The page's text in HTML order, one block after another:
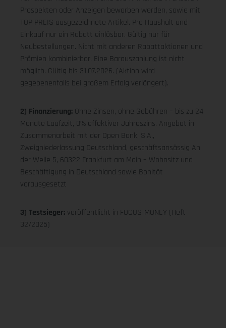
Prospekten oder Anzeigen beworben werden, sowie mit
TOP PREIS ausgezeichnete Artikel. Pro Haushalt und
Einkauf nur ein Rabatt einlösbar. Gültig nur für
Neubestellungen. Nicht mit anderen Rabattaktionen und
Prämien kombinierbar. Eine Barauszahlung ist nicht
möglich. Gültig bis 31.07.2026. (Aktion wird
gegebenenfalls bei großem Erfolg verlängert).
2) Finanzierung: Ohne Zinsen, ohne Gebühren – bis zu 24
Monate Laufzeit, 0% effektiver Jahreszins. Angebot in
Zusammenarbeit mit der Open Bank, S.A.,
Zweigniederlassung Deutschland, geschäftsansässig An
der Welle 5, 60322 Frankfurt am Main – Wohnsitz und
Beschäftigung in Deutschland sowie Bonität
vorausgesetzt
3) Testsieger: veröffentlicht in FOCUS-MONEY (Heft
32/2025)